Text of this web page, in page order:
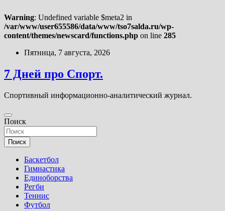
Warning: Undefined variable $meta2 in
/var/www/user655586/data/www/tso7salda.ru/wp-
content/themes/newscard/functions.php on line 285
Перейти
содержимому
Пятница, 7 августа, 2026
7 Дней про Спорт.
Спортивный информационно-аналитический журнал.
Поиск
Поиск
Баскетбол
Гимнастика
Единоборства
Регби
Теннис
Футбол